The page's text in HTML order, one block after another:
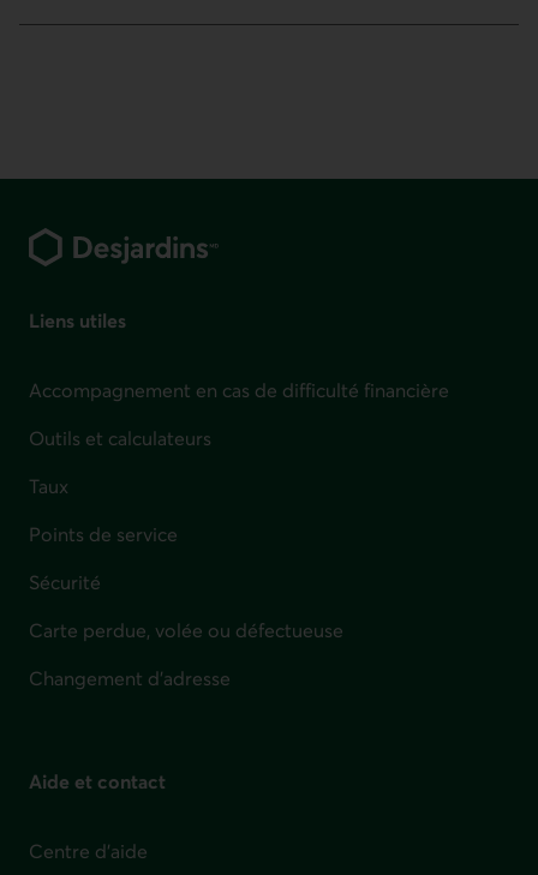
Liens utiles
Accompagnement en cas de difficulté financière
Outils et calculateurs
Taux
Points de service
Sécurité
Carte perdue, volée ou défectueuse
Changement d'adresse
Aide et contact
Centre d'aide